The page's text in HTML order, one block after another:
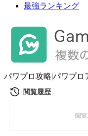
最強ランキング
パワプロ攻略|パワプロ